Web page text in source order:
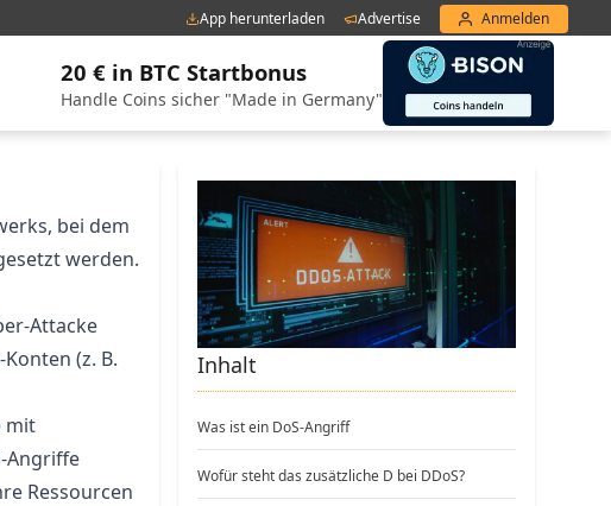
App herunterladen Advertise Anmelden
20 € in BTC Startbonus
Handle Coins sicher "Made in Germany"
bei dem
werden.
Attacke
(z. B.
mit
Angriffe
Ressourcen
Inhalt
Was ist ein DoS-Angriff
Wofür steht das zusätzliche D bei DDoS?